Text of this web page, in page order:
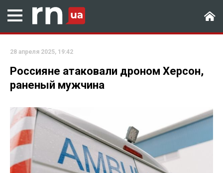
28 апреля 2025, 19:42
Россияне атаковали дроном Херсон,
раненый мужчина